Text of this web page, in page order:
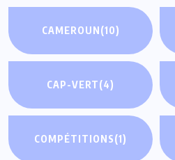
CAMEROUN(10)
CAP-VERT(4)
COMPÉTITIONS(1)